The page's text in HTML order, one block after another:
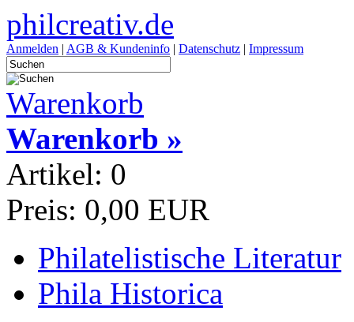
philcreativ.de
Anmelden | AGB & Kundeninfo | Datenschutz | Impressum
Warenkorb
Warenkorb »
Artikel: 0
Preis: 0,00 EUR
Philatelistische Literatur
Phila Historica